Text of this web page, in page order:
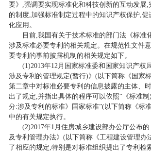
要》,强调要实现标准化和科技创新的互动发展,
的制度,加强标准制定过程中的知识产权保护,促
化应用。
目前,我国有关于技术标准的部门法《标准
涉及标准必要专利的相关规定。在规范性文件
要专利的事前披露机制的相关规定如下。
(1)2013年12月国家标准委和国家知识产权
涉及专利的管理规定(暂行)》(以下简称《国家
第二章中对标准必要专利的信息披露的主体、
出了规定,并指出具体的程序可以依照“《标准
分:涉及专利的标准》国家标准”(以下简称《标
中的有关规定执行。
(2)2017年1月住房城乡建设部办公厅公布
及专利管理办法》(以下简称《工程建设管理办
了相应的规定,特别是对标准组织提出了专利检